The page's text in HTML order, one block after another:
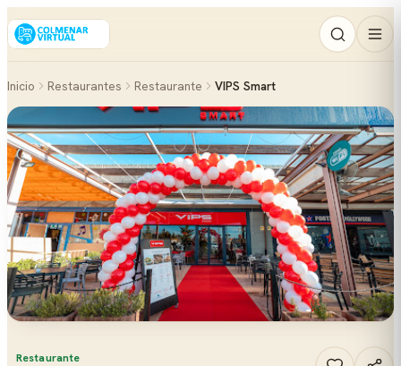
Inicio Restaurantes Restaurante VIPS Smart
Restaurante